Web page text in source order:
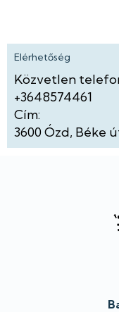
Elérhetőség
Közvetlen
+3648574461
Cím:
3600Ózd Béke